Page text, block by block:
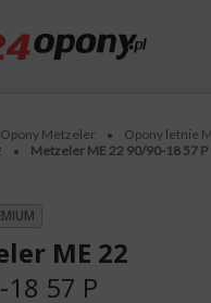
Opony Metzeler • Opony letnie
• Metzeler ME 22 90/90-18 57 P
ME 22
57 P